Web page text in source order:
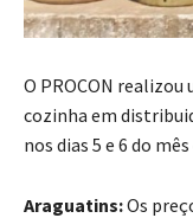
O PROCON realizou
cozinha em
nos dias 5 e 6 do
Araguatins:Os